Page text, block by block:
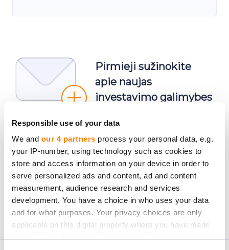
Responsible use of your data
We and our 4 partners process your personal data, e.g.
your IP-number, using technology such as cookies to
store and access information on your device in order to
serve personalized ads and content, ad and content
measurement, audience research and services
development. You have a choice in who uses your data
and for what purposes. Your privacy choices are only
applicable on this digital property where you have made
Pirmieji sužinokite
apie naujas
investavimo galimybes
Prenumeruoti
Asmeniniai duomenys bus tvarkomi pagal
CrowdedHeroPrivacy Policy. Jūs galite atsisakyti
prenumeratos bet kuriuo metu.